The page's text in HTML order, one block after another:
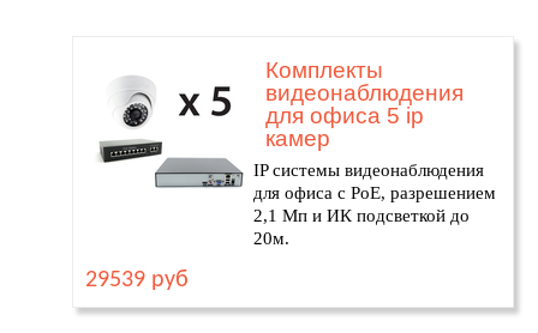
Комплекты
видеонаблюдения
для офиса 5 ip
камер
IP системы видеонаблюдения
для офиса с PoE, разрешением
2,1 Мп и ИК подсветкой до
20м.
29539 руб